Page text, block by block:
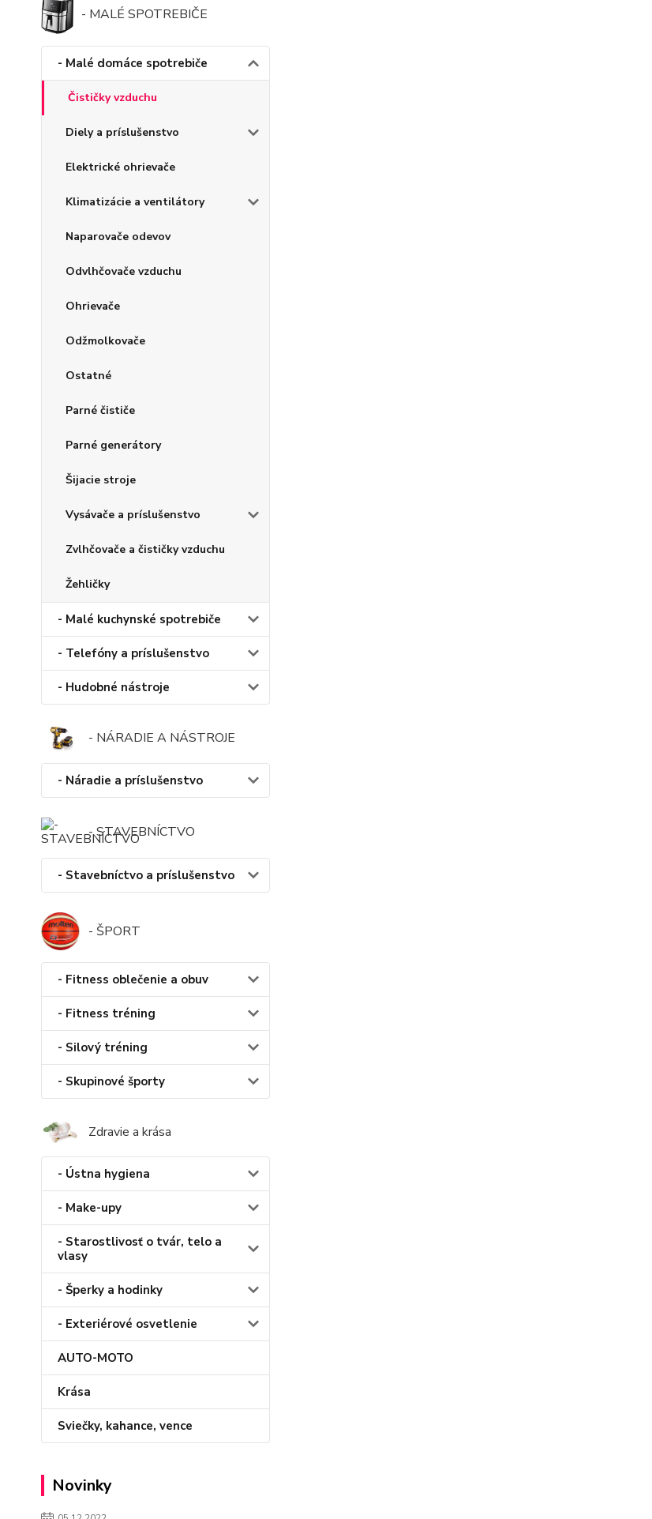
- MALÉ SPOTREBIČE
- Malé domáce spotrebiče
Čističky vzduchu
Diely a príslušenstvo
Elektrické ohrievače
Klimatizácie a ventilátory
Naparovače odevov
Odvlhčovače vzduchu
Ohrievače
Odžmolkovače
Ostatné
Parné čističe
Parné generátory
Šijacie stroje
Vysávače a príslušenstvo
Zvlhčovače a čističky vzduchu
Žehličky
- Malé kuchynské spotrebiče
- Telefóny a príslušenstvo
- Hudobné nástroje
- NÁRADIE A NÁSTROJE
- Náradie a príslušenstvo
- STAVEBNÍCTVO
- Stavebníctvo a príslušenstvo
- ŠPORT
- Fitness oblečenie a obuv
- Fitness tréning
- Silový tréning
- Skupinové športy
Zdravie a krása
- Ústna hygiena
- Make-upy
- Starostlivosť o tvár, telo a
vlasy
- Šperky a hodinky
- Exteriérové osvetlenie
AUTO-MOTO
Krása
Sviečky, kahance, vence
Novinky